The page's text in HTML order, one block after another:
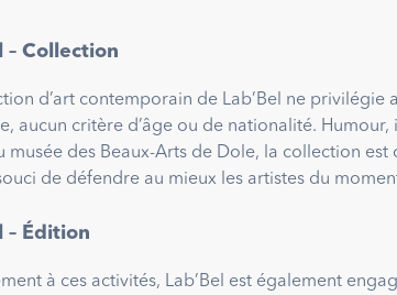
– Collection
d’art contemporain de Lab’Bel ne
aucun critère d’âge ou de nationalité.
musée des Beaux-Arts de Dole, la collection
de défendre au mieux les artistes du
– Édition
à ces activités, Lab’Bel est également